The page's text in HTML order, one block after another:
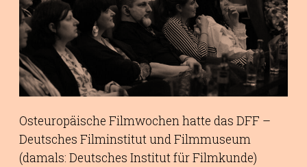
Osteuropäische Filmwochen hatte das DFF –
Deutsches Filminstitut und Filmmuseum
(damals: Deutsches Institut für Filmkunde)